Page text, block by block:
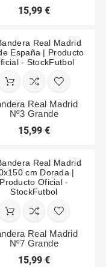
15,99 €
Real Madrid
Nº3 Grande
15,99 €
Real Madrid
Nº7 Grande
15,99 €